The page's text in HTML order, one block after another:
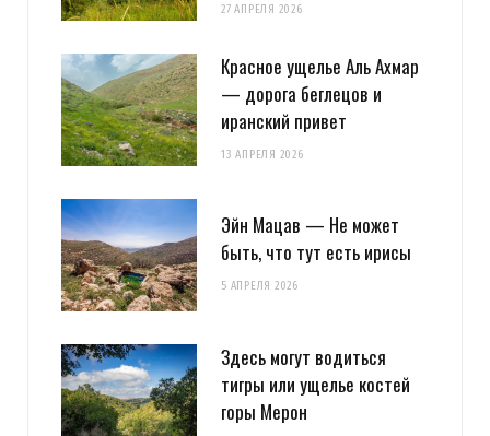
27 АПРЕЛЯ 2026
Красное ущелье Аль Ахмар
— дорога беглецов и
иранский привет
13 АПРЕЛЯ 2026
Эйн Мацав — Не может
быть, что тут есть ирисы
5 АПРЕЛЯ 2026
Здесь могут водиться
тигры или ущелье костей
горы Мерон